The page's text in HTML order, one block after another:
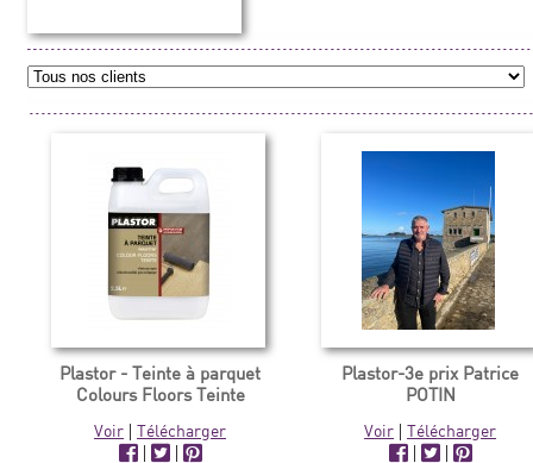
Plastor - Teinte à parquet
Colours Floors Teinte
Voir |Télécharger
|
|
Plastor-3e prix Patrice
POTIN
Voir |Télécharger
|
|